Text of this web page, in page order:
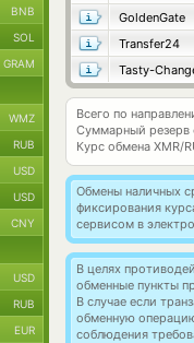
GoldenGate
Transfer24
Tasty-
Всего по
Суммарный резерв
Курс обмена XMR/
Обмены наличных
фиксирования
сервисом в
В целях
обменные пункты
В случае если
обменную
соблюдения
BNB
SOL
GRAM
WMZ
RUB
USD
USD
CNY
USD
RUB
EUR